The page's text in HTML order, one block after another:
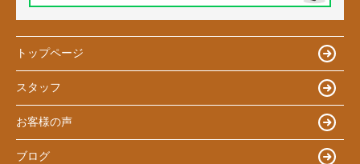
トップページ
スタッフ
お客様の声
ブログ